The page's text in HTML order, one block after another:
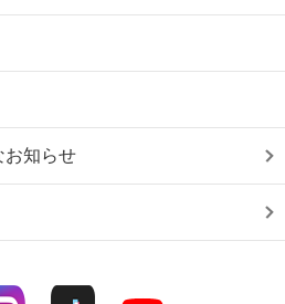
お知らせ